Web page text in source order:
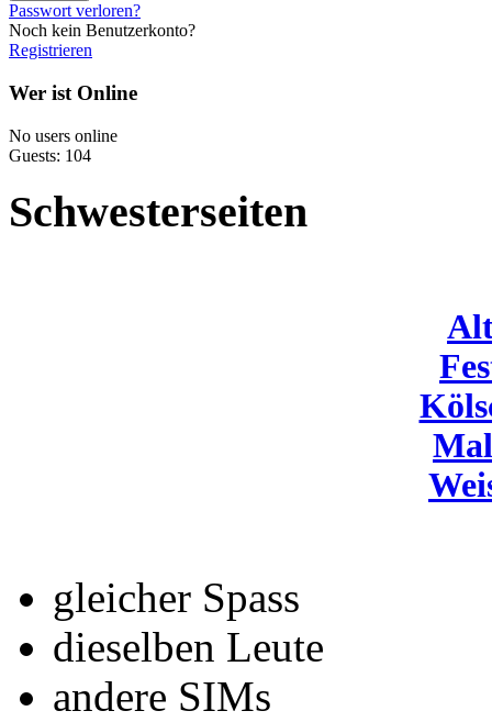
Passwort verloren?
Noch kein Benutzerkonto?
Registrieren
Wer ist Online
No users online
Guests: 104
Schwesterseiten
gleicher Spass
dieselben Leute
andere SIMs